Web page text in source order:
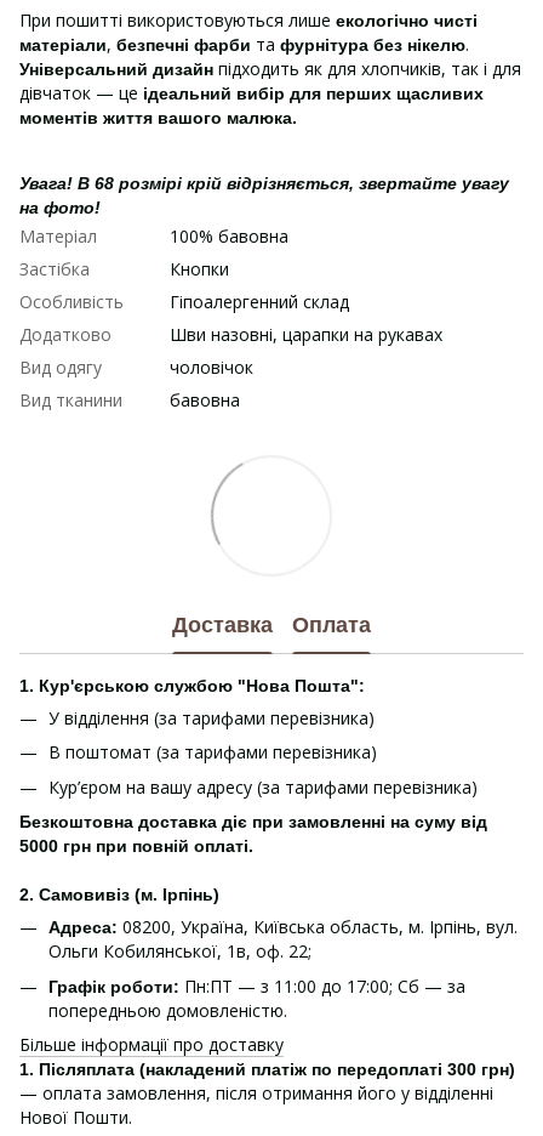
При пошитті використовуються лише екологічно чисті
матеріали, безпечні фарби та фурнітура без нікелю.
Універсальний дизайн підходить як для хлопчиків, так і для
дівчаток — це ідеальний вибір для перших щасливих
моментів життя вашого малюка.
Увага! В 68 розмірі крій відрізняється, звертайте увагу
на фото!
Матеріал
100% бавовна
Застібка
Кнопки
Особливість
Гіпоалергенний склад
Додатково
Шви назовні, царапки на рукавах
Вид одягу
чоловічок
Вид тканини
бавовна
Доставка Оплата
1. Кур'єрською службою "Нова Пошта":
У відділення (за тарифами перевізника)
В поштомат (за тарифами перевізника)
Кур’єром на вашу адресу (за тарифами перевізника)
Безкоштовна доставка діє при замовленні на суму від
5000 грн при повній оплаті.
2. Самовивіз (м. Ірпінь)
Адреса: 08200, Україна, Київська область, м. Ірпінь, вул.
Ольги Кобилянської, 1в, оф. 22;
Графік роботи: Пн:ПТ — з 11:00 до 17:00; Сб — за
попередньою домовленістю.
Більше інформації про доставку
1. Післяплата (накладений платіж по передоплаті 300 грн)
— оплата замовлення, після отримання його у відділенні
Нової Пошти.